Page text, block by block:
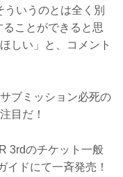
いうのとは全く別
ことができると思
しい」と、コメント
ブミッション必死の
目だ！
3rdのチケット一般
イドにて一斉発売！